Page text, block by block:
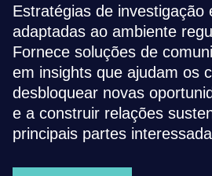
Estratégias de investigação
adaptadas ao ambiente
Fornece soluções de
em insights que ajudam os
desbloquear novas
e a construir relações
principais partes